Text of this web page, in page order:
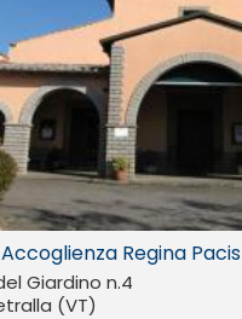
Regina Pacis
Giardino n.4
(VT)